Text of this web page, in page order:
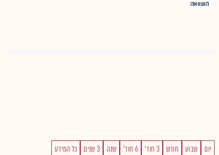
השוואה
יום שבוע חודש 3 חוד' 6 חוד' שנה 3 שנים כל המידע